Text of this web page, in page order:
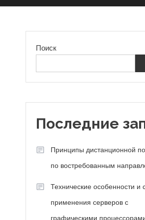
Поиск
Последние
Принципы дистанционной
по востребованным
Технические особенности
применения серверов с
графическими